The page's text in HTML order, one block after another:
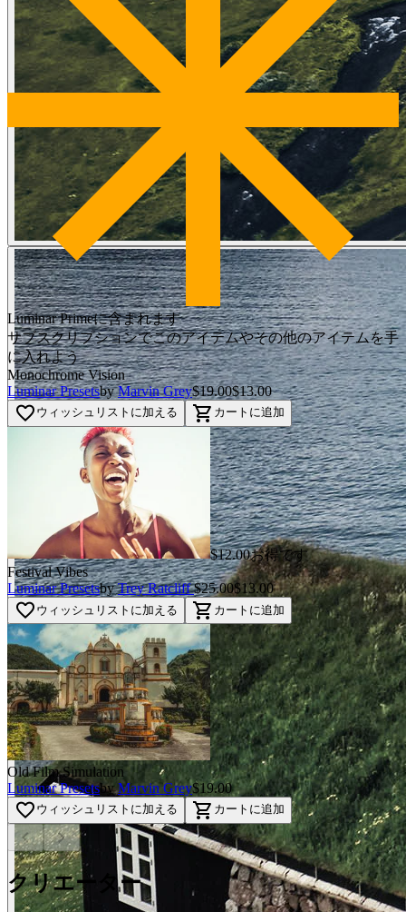
Luminar Primeに含まれます
サブスクリプションでこのアイテムやその他のアイテムを手
に入れよう
Monochrome Vision
Luminar Presetsby Marvin Grey$19.00$13.00
favorite_border ウィッシュリストに加える shopping_cart カートに追加
$12.00お得です
Festival Vibes
Luminar Presetsby Trey Ratcliff$25.00$13.00
favorite_border ウィッシュリストに加える shopping_cart カートに追加
Old Film Simulation
Luminar Presetsby Marvin Grey$19.00
favorite_border ウィッシュリストに加える shopping_cart カートに追加
chevron_left chevron_right
クリエーター